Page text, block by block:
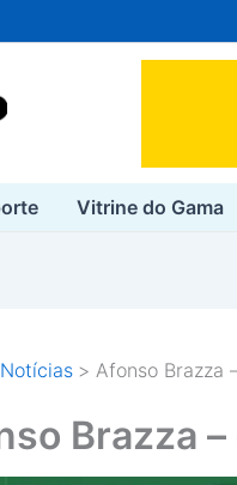
Vitrine do Gama
Notícias Afonso Brazza
Brazza